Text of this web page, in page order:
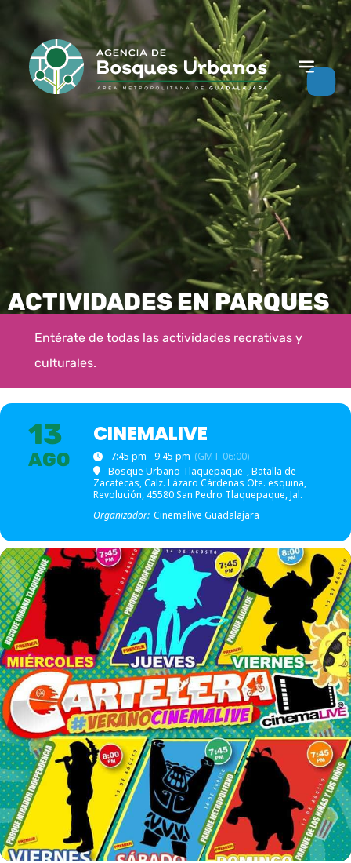
ACTIVIDADES EN PARQUES
Entérate de todas las actividades recrativas y
culturales.
13
AGO
CINEMALIVE
7:45 pm - 9:45 pm (GMT-06:00)
Bosque Urbano Tlaquepaque , Batalla de
Zacatecas, Calz. Lázaro Cárdenas Ote. esquina,
Revolución, 45580 San Pedro Tlaquepaque, Jal.
Organizador: Cinemalive Guadalajara